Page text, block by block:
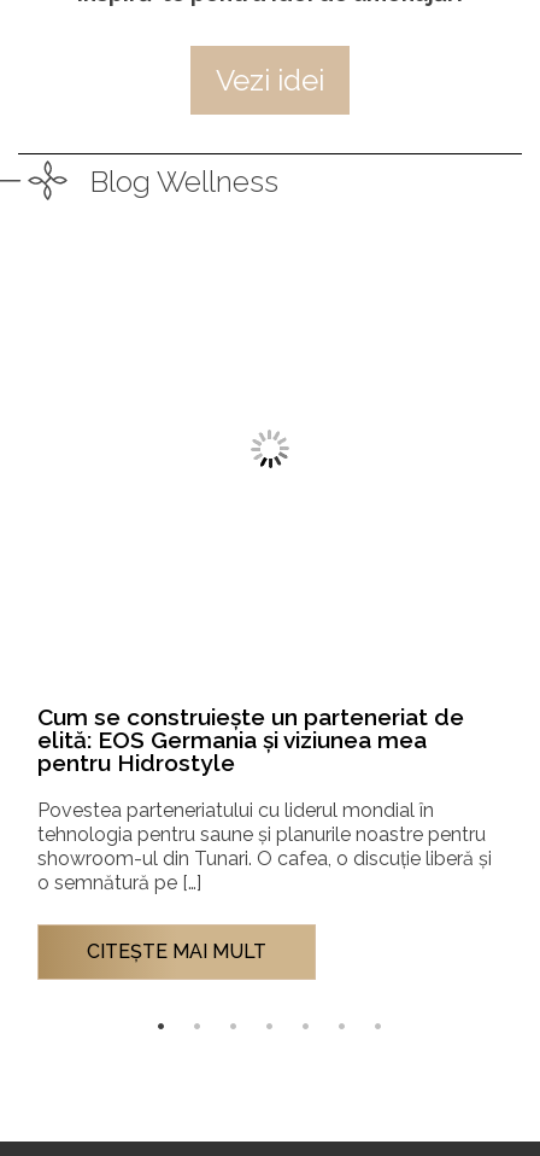
Vezi idei
Blog Wellness
și
Premieră în România: Bazinul cu apă
VelEira de la Auroom Wellness,
prin Hidrostyle
Inovație și precizie în terapia prin apă rece Piața de
wellness din România continuă să se maturizeze
rapid, iar terapia prin apă rece (cold plunge) […]
CITEŞTE MAI MULT